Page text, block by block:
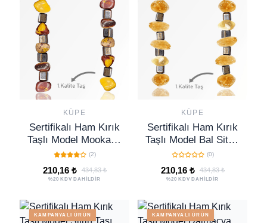
KÜPE
Sertifikalı Ham Kırık
Taşlı Model Mookaite
Jasper Taşı Küpe
(2)
210,16 ₺ 434,83 ₺
%20 KDV DAHİLDİR
KÜPE
Sertifikalı Ham Kırık
Taşlı Model Bal Sitrin
Taşı Küpe
(0)
210,16 ₺ 434,83 ₺
%20 KDV DAHİLDİR
KAMPANYALI ÜRÜN KAMPANYALI ÜRÜN